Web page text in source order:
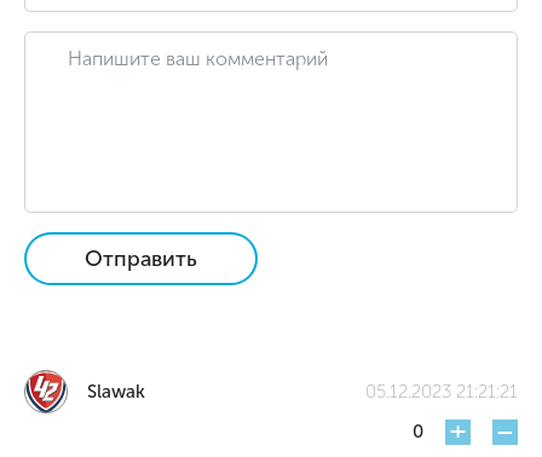
Отправить
Slawak
05.12.2023 21:21:21
0
+ -